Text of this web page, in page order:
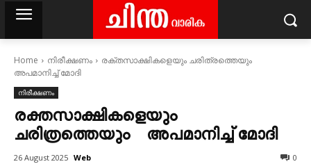
Home നിരീക്ഷണം
രക്തസാക്ഷികളെയും ചരിത്രത്തെയും
അപമാനിച്ച് മോദി
നിരീക്ഷണം
രക്തസാക്ഷികളെയും
ചരിത്രത്തെയും അപമാനിച്ച് മോദി
26 August 2025 Web 0